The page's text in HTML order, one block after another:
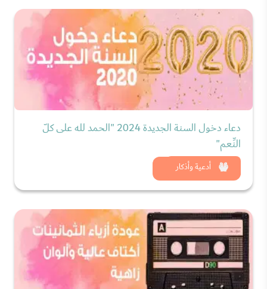
أدعية وأذكار
دعاء دخول السنة الجديدة 2024 "الحمد لله على كلّ
النِّعم"
شاهد الان